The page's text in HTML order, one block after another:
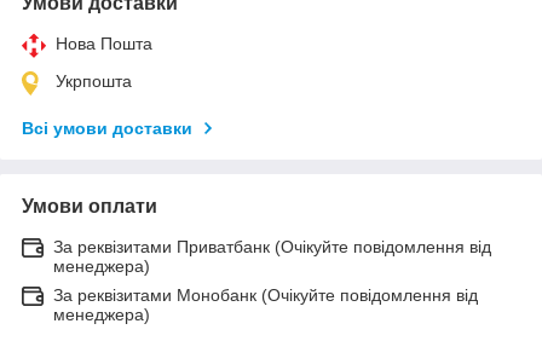
Нова Пошта
Укрпошта
Всі умови доставки
Умови оплати
За реквізитами Приватбанк (Очікуйте повідомлення від
менеджера)
За реквізитами Монобанк (Очікуйте повідомлення від
менеджера)